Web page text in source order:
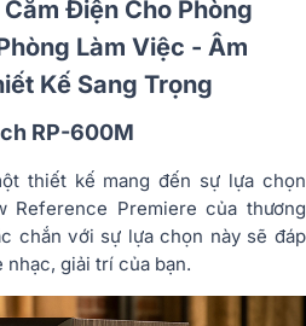
Điện Cho Phòng
Làm Việc - Âm
Kế Sang Trọng
RP-600M
thiết kế mang đến sự lựa chọn
Reference Premiere của thương
chắn với sự lựa chọn này sẽ đáp
giải trí của bạn.